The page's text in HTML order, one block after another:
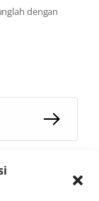
dengan